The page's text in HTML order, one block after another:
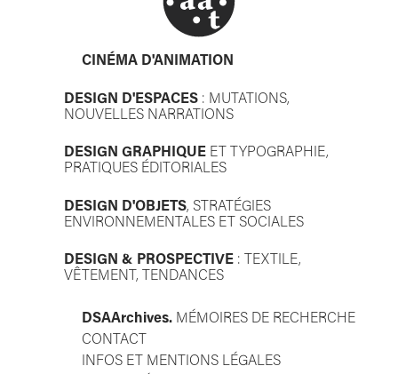
CINÉMA D'ANIMATION
DESIGN D'ESPACES : MUTATIONS,
NOUVELLES NARRATIONS
DESIGN GRAPHIQUE ET TYPOGRAPHIE,
PRATIQUES ÉDITORIALES
DESIGN D'OBJETS, STRATÉGIES
ENVIRONNEMENTALES ET SOCIALES
DESIGN & PROSPECTIVE : TEXTILE,
VÊTEMENT, TENDANCES
DSAArchives. MÉMOIRES DE RECHERCHE
CONTACT
INFOS ET MENTIONS LÉGALES